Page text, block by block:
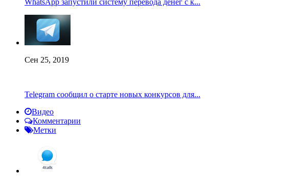
Сен 25, 2019
Telegram сообщил о старте новых конкурсов для...
Видео
Комментарии
Метки